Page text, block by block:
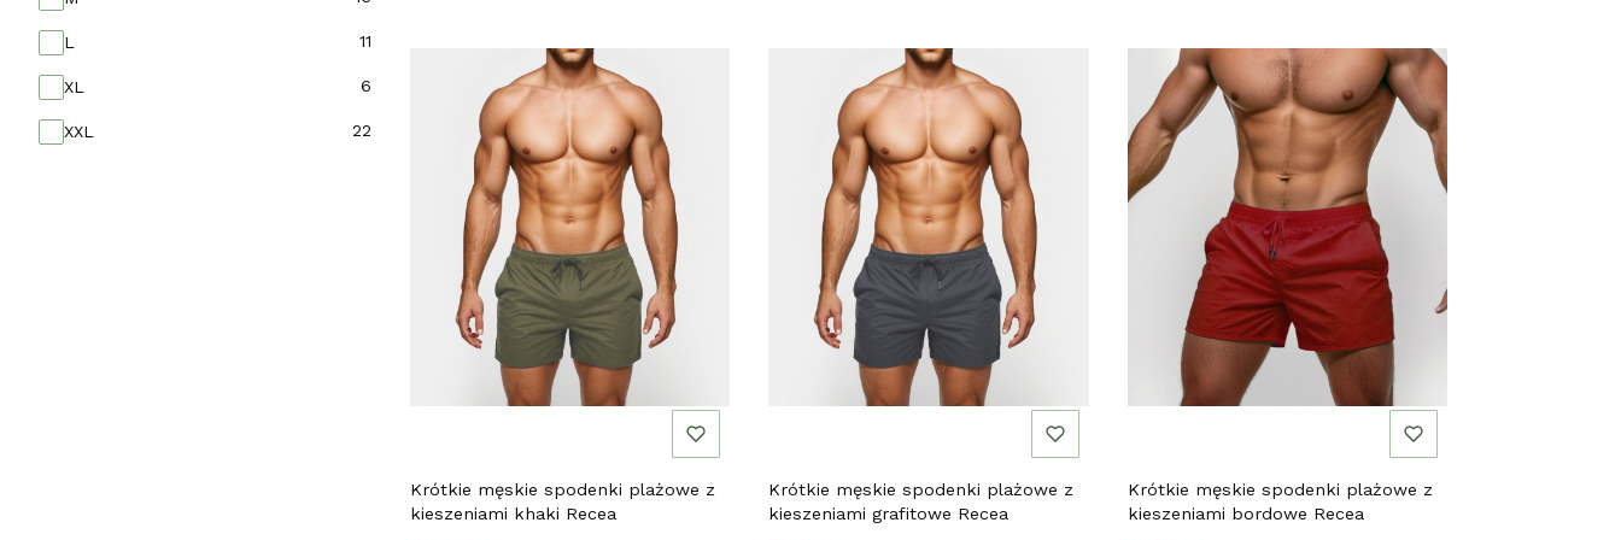
L 11
XL 6
XXL 22
Krótkie męskie spodenki plażowe z
kieszeniami khaki Recea
Krótkie męskie spodenki plażowe z
kieszeniami grafitowe Recea
Krótkie męskie spodenki plażowe z
kieszeniami bordowe Recea